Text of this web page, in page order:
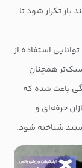
تکرار شود تا
استفاده از
سبک‌تر همچنان
باعث شده که
حرفه‌ای و
شناخته شود.